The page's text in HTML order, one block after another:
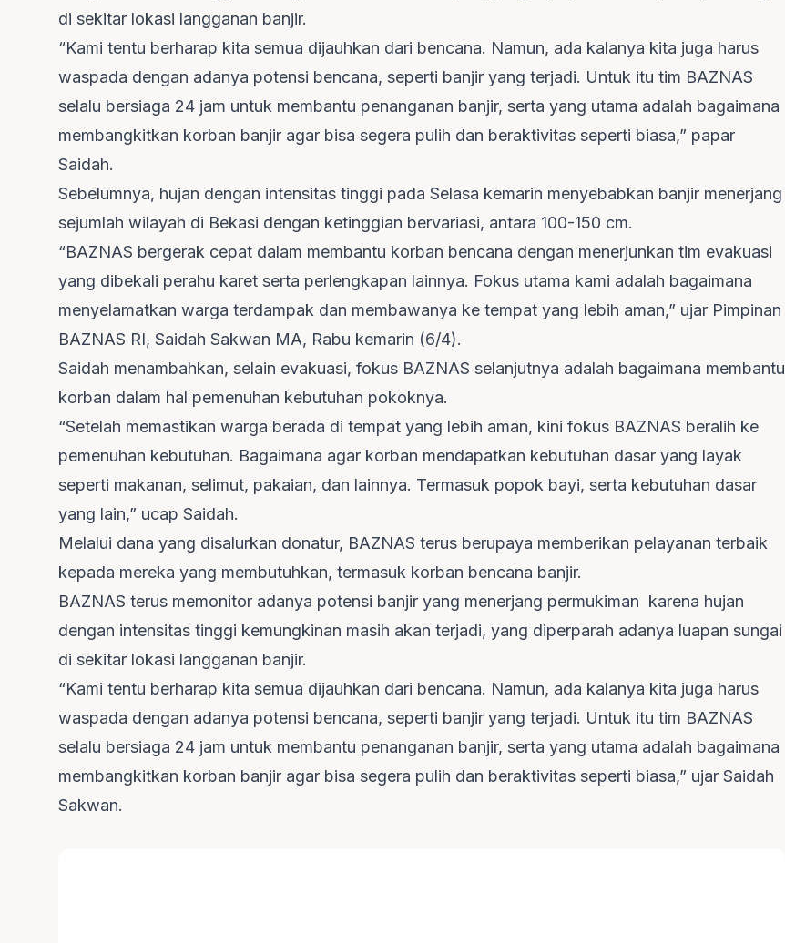
di sekitar lokasi langganan banjir.
“Kami tentu berharap kita semua dijauhkan dari bencana. Namun, ada kalanya kita juga harus
waspada dengan adanya potensi bencana, seperti banjir yang terjadi. Untuk itu tim BAZNAS
selalu bersiaga 24 jam untuk membantu penanganan banjir, serta yang utama adalah bagaimana
membangkitkan korban banjir agar bisa segera pulih dan beraktivitas seperti biasa,” papar
Saidah.
Sebelumnya, hujan dengan intensitas tinggi pada Selasa kemarin menyebabkan banjir menerjang
sejumlah wilayah di Bekasi dengan ketinggian bervariasi, antara 100-150 cm.
“BAZNAS bergerak cepat dalam membantu korban bencana dengan menerjunkan tim evakuasi
yang dibekali perahu karet serta perlengkapan lainnya. Fokus utama kami adalah bagaimana
menyelamatkan warga terdampak dan membawanya ke tempat yang lebih aman,” ujar Pimpinan
BAZNAS RI, Saidah Sakwan MA, Rabu kemarin (6/4).
Saidah menambahkan, selain evakuasi, fokus BAZNAS selanjutnya adalah bagaimana membantu
korban dalam hal pemenuhan kebutuhan pokoknya.
“Setelah memastikan warga berada di tempat yang lebih aman, kini fokus BAZNAS beralih ke
pemenuhan kebutuhan. Bagaimana agar korban mendapatkan kebutuhan dasar yang layak
seperti makanan, selimut, pakaian, dan lainnya. Termasuk popok bayi, serta kebutuhan dasar
yang lain,” ucap Saidah.
Melalui dana yang disalurkan donatur, BAZNAS terus berupaya memberikan pelayanan terbaik
kepada mereka yang membutuhkan, termasuk korban bencana banjir.
BAZNAS terus memonitor adanya potensi banjir yang menerjang permukiman karena hujan
dengan intensitas tinggi kemungkinan masih akan terjadi, yang diperparah adanya luapan sungai
di sekitar lokasi langganan banjir.
“Kami tentu berharap kita semua dijauhkan dari bencana. Namun, ada kalanya kita juga harus
waspada dengan adanya potensi bencana, seperti banjir yang terjadi. Untuk itu tim BAZNAS
selalu bersiaga 24 jam untuk membantu penanganan banjir, serta yang utama adalah bagaimana
membangkitkan korban banjir agar bisa segera pulih dan beraktivitas seperti biasa,” ujar Saidah
Sakwan.